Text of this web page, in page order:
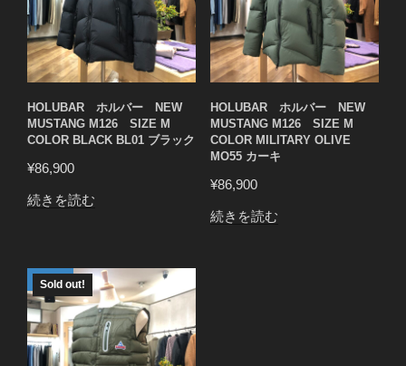
HOLUBAR ホルバー NEW
MUSTANG M126 SIZE M
COLOR BLACK BL01 ブラック
¥86,900
続きを読む
HOLUBAR ホルバー NEW
MUSTANG M126 SIZE M
COLOR MILITARY OLIVE
MO55 カーキ
¥86,900
続きを読む
Sold out!